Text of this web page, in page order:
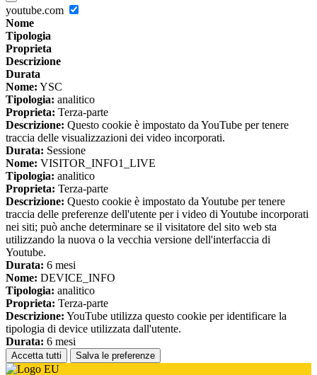
youtube.com
Nome
Tipologia
Proprieta
Descrizione
Durata
Nome: YSC
Tipologia: analitico
Proprieta: Terza-parte
Descrizione: Questo cookie è impostato da YouTube per tenere
traccia delle visualizzazioni dei video incorporati.
Durata: Sessione
Nome: VISITOR_INFO1_LIVE
Tipologia: analitico
Proprieta: Terza-parte
Descrizione: Questo cookie è impostato da Youtube per tenere
traccia delle preferenze dell'utente per i video di Youtube incorporati
nei siti; può anche determinare se il visitatore del sito web sta
utilizzando la nuova o la vecchia versione dell'interfaccia di
Youtube.
Durata: 6 mesi
Nome: DEVICE_INFO
Tipologia: analitico
Proprieta: Terza-parte
Descrizione: YouTube utilizza questo cookie per identificare la
tipologia di device utilizzata dall'utente.
Durata: 6 mesi
Accetta tutti Salva le preferenze